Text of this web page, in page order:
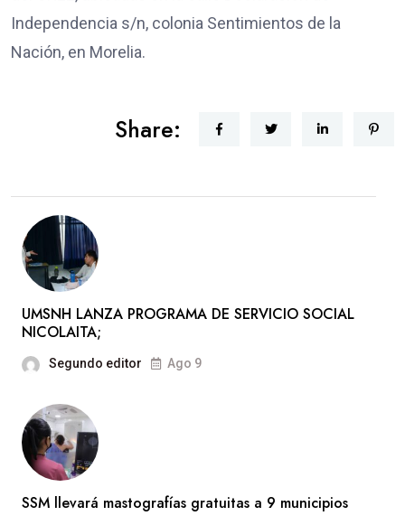
Independencia s/n, colonia Sentimientos de la
Nación, en Morelia.
Share:
UMSNH LANZA PROGRAMA DE SERVICIO SOCIAL
NICOLAITA;
Segundo editor Ago 9
SSM llevará mastografías gratuitas a 9 municipios